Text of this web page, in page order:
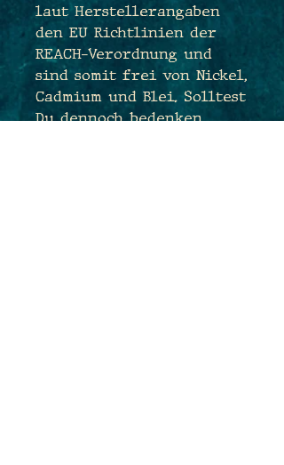
laut Herstellerangaben
den EU Richtlinien der
REACH-Verordnung und
sind somit frei von Nickel,
Cadmium und Blei. Solltest
Du dennoch bedenken